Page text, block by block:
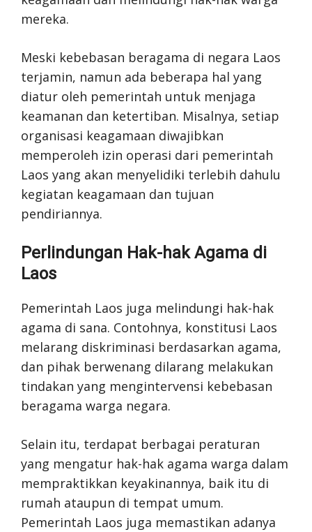
mereka.
Meski kebebasan beragama di negara Laos
terjamin, namun ada beberapa hal yang
diatur oleh pemerintah untuk menjaga
keamanan dan ketertiban. Misalnya, setiap
organisasi keagamaan diwajibkan
memperoleh izin operasi dari pemerintah
Laos yang akan menyelidiki terlebih dahulu
kegiatan keagamaan dan tujuan
pendiriannya.
Perlindungan Hak-hak Agama di
Laos
Pemerintah Laos juga melindungi hak-hak
agama di sana. Contohnya, konstitusi Laos
melarang diskriminasi berdasarkan agama,
dan pihak berwenang dilarang melakukan
tindakan yang mengintervensi kebebasan
beragama warga negara.
Selain itu, terdapat berbagai peraturan
yang mengatur hak-hak agama warga dalam
mempraktikkan keyakinannya, baik itu di
rumah ataupun di tempat umum.
Pemerintah Laos juga memastikan adanya